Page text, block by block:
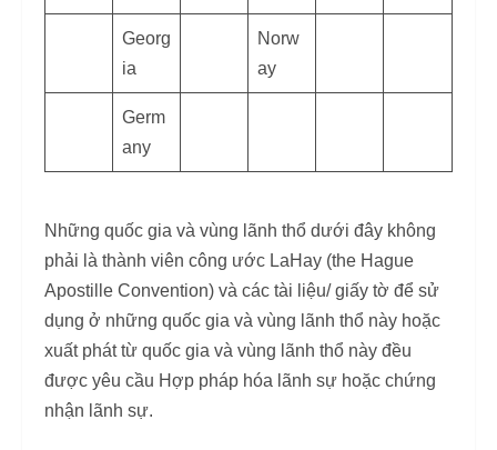
Georg
ia
Norw
ay
Germ
any
Những quốc gia và vùng lãnh thổ dưới đây không
phải là thành viên công ước LaHay (the Hague
Apostille Convention) và các tài liệu/ giấy tờ để sử
dụng ở những quốc gia và vùng lãnh thổ này hoặc
xuất phát từ quốc gia và vùng lãnh thổ này đều
được yêu cầu Hợp pháp hóa lãnh sự hoặc chứng
nhận lãnh sự.